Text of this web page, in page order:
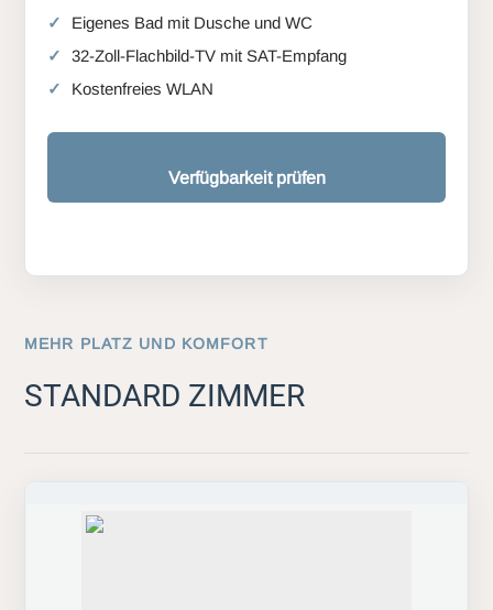
Eigenes Bad mit Dusche und WC
32-Zoll-Flachbild-TV mit SAT-Empfang
Kostenfreies WLAN
Verfügbarkeit prüfen
MEHR PLATZ UND KOMFORT
STANDARD ZIMMER